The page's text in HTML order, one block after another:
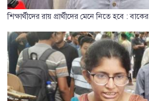
শিক্ষার্থীদের রায় প্রার্থীদের মেনে নিতে হবে : বাকের